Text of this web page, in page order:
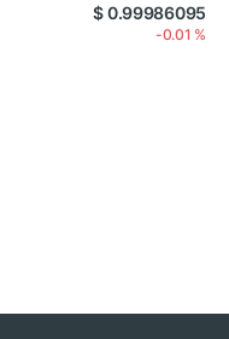
$ 0.99986095
-0.01 %